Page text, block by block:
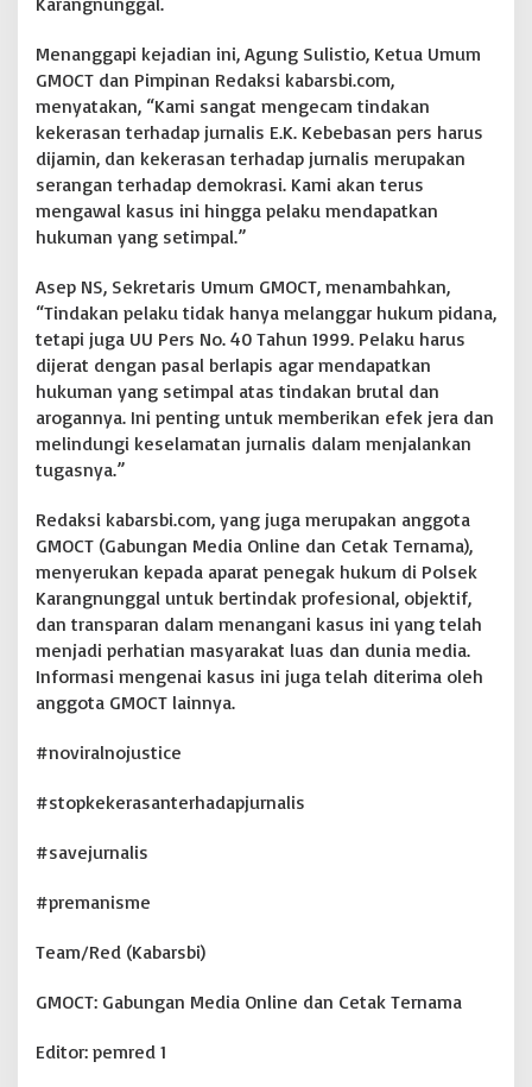
Menanggapi kejadian ini, Agung Sulistio, Ketua Umum
GMOCT dan Pimpinan Redaksi kabarsbi.com,
menyatakan, “Kami sangat mengecam tindakan
kekerasan terhadap jurnalis E.K. Kebebasan pers harus
dijamin, dan kekerasan terhadap jurnalis merupakan
serangan terhadap demokrasi. Kami akan terus
mengawal kasus ini hingga pelaku mendapatkan
hukuman yang setimpal.”
Asep NS, Sekretaris Umum GMOCT, menambahkan,
“Tindakan pelaku tidak hanya melanggar hukum pidana,
tetapi juga UU Pers No. 40 Tahun 1999. Pelaku harus
dijerat dengan pasal berlapis agar mendapatkan
hukuman yang setimpal atas tindakan brutal dan
arogannya. Ini penting untuk memberikan efek jera dan
melindungi keselamatan jurnalis dalam menjalankan
tugasnya.”
Redaksi kabarsbi.com, yang juga merupakan anggota
GMOCT (Gabungan Media Online dan Cetak Ternama),
menyerukan kepada aparat penegak hukum di Polsek
Karangnunggal untuk bertindak profesional, objektif,
dan transparan dalam menangani kasus ini yang telah
menjadi perhatian masyarakat luas dan dunia media.
Informasi mengenai kasus ini juga telah diterima oleh
anggota GMOCT lainnya.
#noviralnojustice
#stopkekerasanterhadapjurnalis
#savejurnalis
#premanisme
Team/Red (Kabarsbi)
GMOCT: Gabungan Media Online dan Cetak Ternama
Editor: pemred 1